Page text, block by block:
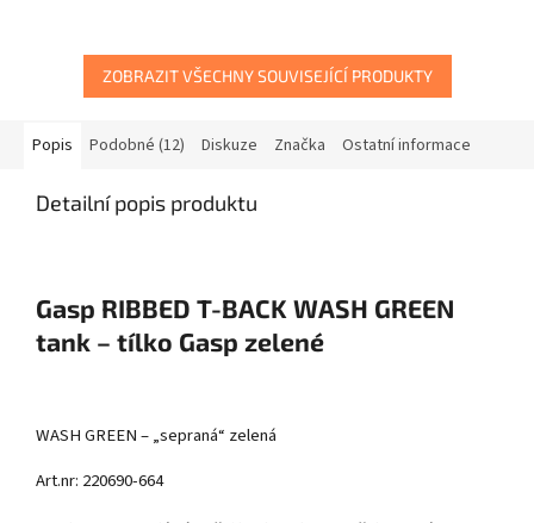
ZOBRAZIT VŠECHNY SOUVISEJÍCÍ PRODUKTY
Popis Podobné (12) Diskuze Značka Ostatní informace
Detailní popis produktu
Gasp RIBBED T-BACK WASH GREEN
tank – tílko Gasp zelené
WASH GREEN – „sepraná“ zelená
Art.nr: 220690-664